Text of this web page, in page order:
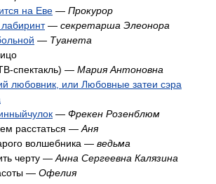
на Еве — Прокурор
— секретарша Элеонора
— Туанета
спектакль) — Мария Антоновна
любовник, или Любовные затеи сэра
— Фрекен Розенблюм
расстаться — Аня
волшебника — ведьма
черту — Анна Сергеевна Калязина
— Офелия